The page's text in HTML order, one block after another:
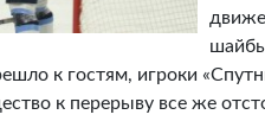
к гостям, игроки
к перерыву все же